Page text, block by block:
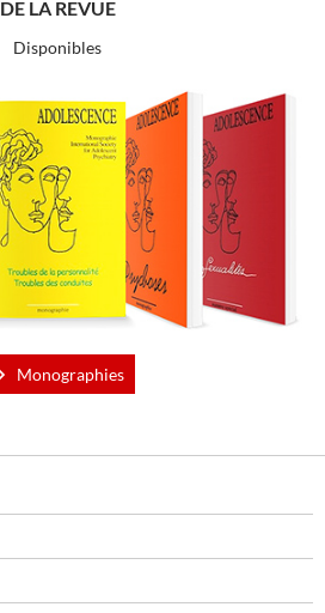
DE LA REVUE
Disponibles
Monographies